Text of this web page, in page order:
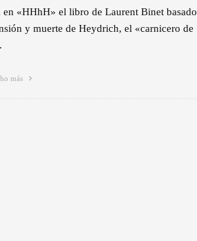
en «HHhH» el libro de Laurent Binet basado
y muerte de Heydrich, el «carnicero de
más